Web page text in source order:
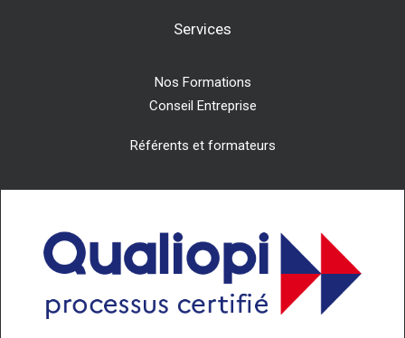
Services
Nos Formations
Conseil Entreprise
Référents et formateurs